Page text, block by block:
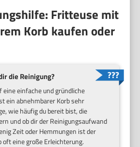
Fritteuse mit
Korb kaufen oder
die Reinigung?
eine einfache und gründliche
ein abnehmbarer Korb sehr
wie häufig du bereit bist, die
und ob dir der Reinigungsaufwand
Zeit oder Hemmungen ist der
oft eine große Erleichterung.